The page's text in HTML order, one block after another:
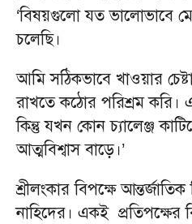
‘বিষয়গুলো যত ভালোভাবে
চলেছি।
আমি সঠিকভাবে খাওয়ার
রাখতে কঠোর পরিশ্রম করি।
কিন্তু যখন কোন চ্যালেঞ্জ
আত্মবিশ্বাস বাড়ে।’
শ্রীলংকার বিপক্ষে
নাহিদের। একই প্রতিপক্ষের